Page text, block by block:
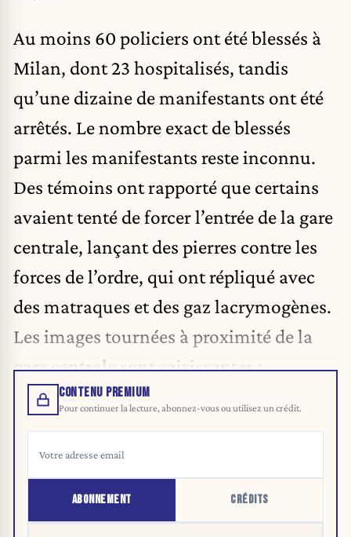
Au moins 60 policiers ont été blessés à
Milan, dont 23 hospitalisés, tandis
qu’une dizaine de manifestants ont été
arrêtés. Le nombre exact de blessés
parmi les manifestants reste inconnu.
Des témoins ont rapporté que certains
avaient tenté de forcer l’entrée de la gare
centrale, lançant des pierres contre les
forces de l’ordre, qui ont répliqué avec
des matraques et des gaz lacrymogènes.
Les images tournées à proximité de la
gare centrale sont saisissantes :
CONTENU PREMIUM
Pour continuer la lecture, abonnez-vous ou utilisez un crédit.
ABONNEMENT CRÉDITS